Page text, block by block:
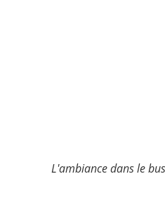
L'ambiance dans le